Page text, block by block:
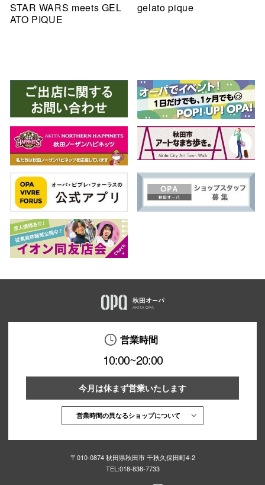
STAR WARS meets GEL
ATO PIQUE
gelato pique
営業時間
10:00~20:00
今月は休まず営業いたします
営業時間の異なるショップについて
〒010-0874 秋田県秋田市 千秋久保田町4-2
TEL:018-838-7733